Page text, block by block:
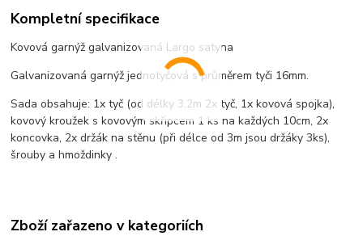
Kompletní specifikace
Kovová garnýž galvanizovaná Largo satyna
Galvanizovaná garnýž jednotyčová s průměrem tyči 16mm.
Sada obsahuje: 1x tyč (od délky 3,2m 2x tyč, 1x kovová spojka),
kovový kroužek s kovovým skřipcem 1 ks na každých 10cm, 2x
koncovka, 2x držák na stěnu (při délce od 3m jsou držáky 3ks),
šrouby a hmoždinky .
Zboží zařazeno v kategoriích